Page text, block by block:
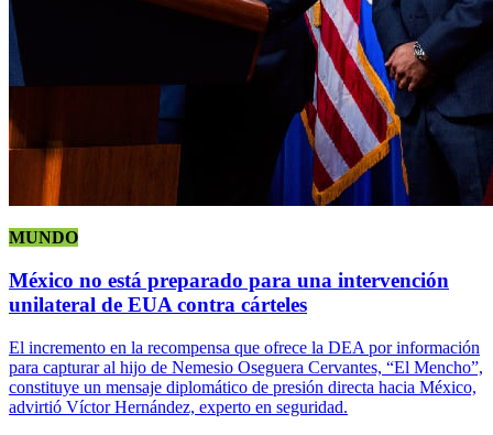
MUNDO
México no está preparado para una intervención
unilateral de EUA contra cárteles
El incremento en la recompensa que ofrece la DEA por información
para capturar al hijo de Nemesio Oseguera Cervantes, “El Mencho”,
constituye un mensaje diplomático de presión directa hacia México,
advirtió Víctor Hernández, experto en seguridad.